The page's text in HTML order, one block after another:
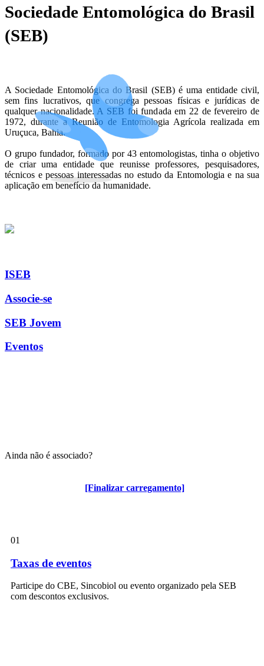
[Finalizar carregamento]
Sociedade Entomológica do Brasil
(SEB)
A Sociedade Entomológica do Brasil (SEB) é uma entidade civil,
sem fins lucrativos, que congrega pessoas físicas e jurídicas de
qualquer nacionalidade. A SEB foi fundada em 22 de fevereiro de
1972, durante a Reunião de Entomologia Agrícola realizada em
Uruçuca, Bahia.
O grupo fundador, formado por 43 entomologistas, tinha o objetivo
de criar uma entidade que reunisse professores, pesquisadores,
técnicos e pessoas interessadas no estudo da Entomologia e na sua
aplicação em benefício da humanidade.
ISEB
Associe-se
SEB Jovem
Eventos
Ainda não é associado?
Algumas vantagens para associados
01
Taxas de eventos
Participe do CBE, Sincobiol ou evento organizado pela SEB
com descontos exclusivos.